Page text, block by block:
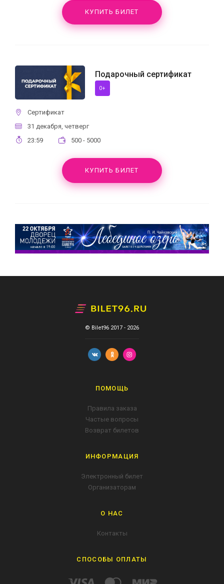
КУПИТЬ БИЛЕТ
Подарочный сертификат
0+
Сертификат
31 декабря, четверг
23:59
500 - 5000
КУПИТЬ БИЛЕТ
© Bilet96 2017 - 2026
ПОМОЩЬ
Правила заказа
Частые вопросы
Возврат билетов
ИНФОРМАЦИЯ
Электронный билет
Организаторам
О НАС
Контакты
СПОСОБЫ ОПЛАТЫ